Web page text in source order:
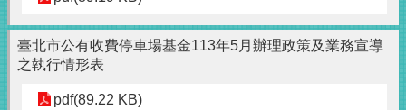
臺北市公有收費停車場基金113年5月辦理政策及業務宣導
之執行情形表
pdf(89.22 KB)